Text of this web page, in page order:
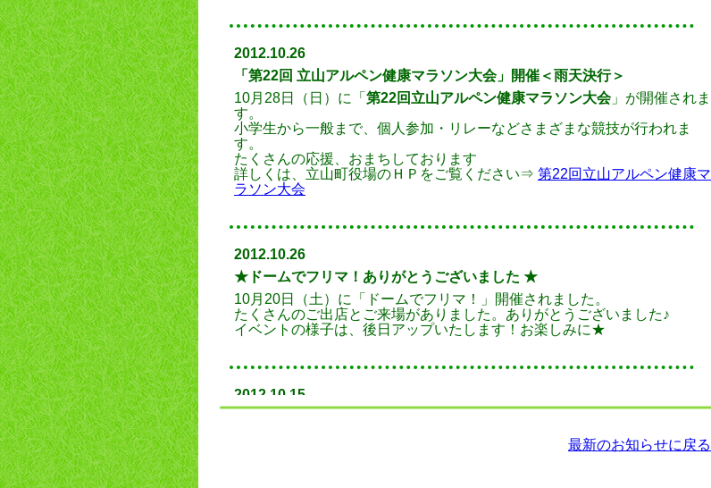
2012.10.26
「第22回 立山アルペン健康マラソン大会」開催＜雨天決行＞
10月28日（日）に「 第22回立山アルペン健康マラソン大会」が開催されま
す。
小学生から一般まで、個人参加・リレーなどさまざまな競技が行われま
す。
たくさんの応援、おまちしております
詳しくは、立山町役場のＨＰをご覧ください⇒ 第22回立山アルペン健康マ
ラソン大会
2012.10.26
★ドームでフリマ！ありがとうございました ★
10月20日（土）に「
ドームでフリマ！
」開催されました。
たくさんのご出店とご来場がありました。ありがとうございました♪
イベントの様子は、後日アップいたします！お楽しみに★
2012.10.15
」全６０区画が埋まりまし
最新のお知らせに戻る